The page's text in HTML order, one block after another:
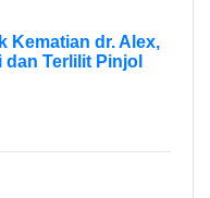
Kematian dr. Alex,
dan Terlilit Pinjol